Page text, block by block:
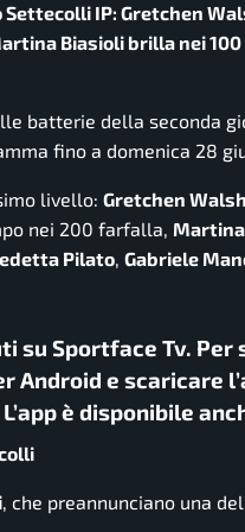
IP: Gretchen
Biasioli brilla nei
batterie della seconda
fino a domenica 28
livello: Gretchen Walsh
nei 200 farfalla,
Pilato Gabriele
su Sportface Tv. Per
Android e scaricare
è disponibile
, che preannunciano una